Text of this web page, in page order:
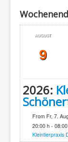
AUGUST
9
2026:
From Fr, 7.
20:00 h -
Kleintierpraxis